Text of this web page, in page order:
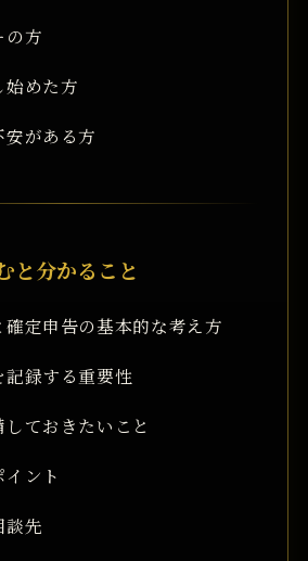
の方
始めた方
がある方
と分かること
確定申告の基本的な考え方
録する重要性
ておきたいこと
ント
談先